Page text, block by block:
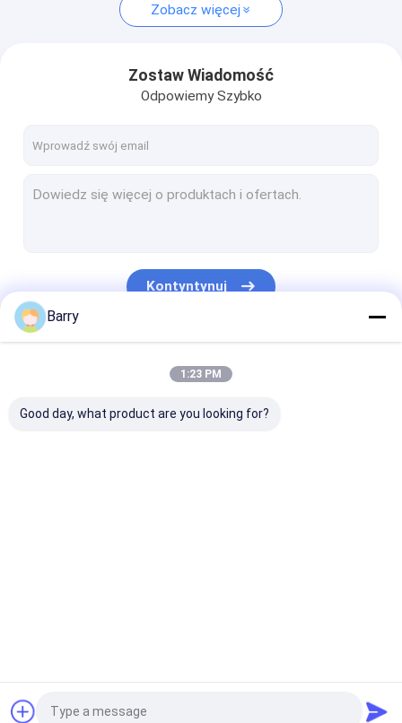
Zobacz więcej
Zostaw Wiadomość
Odpowiemy Szybko
Kontyntynuj
Barry
1:23 PM
Good day, what product are you looking for?